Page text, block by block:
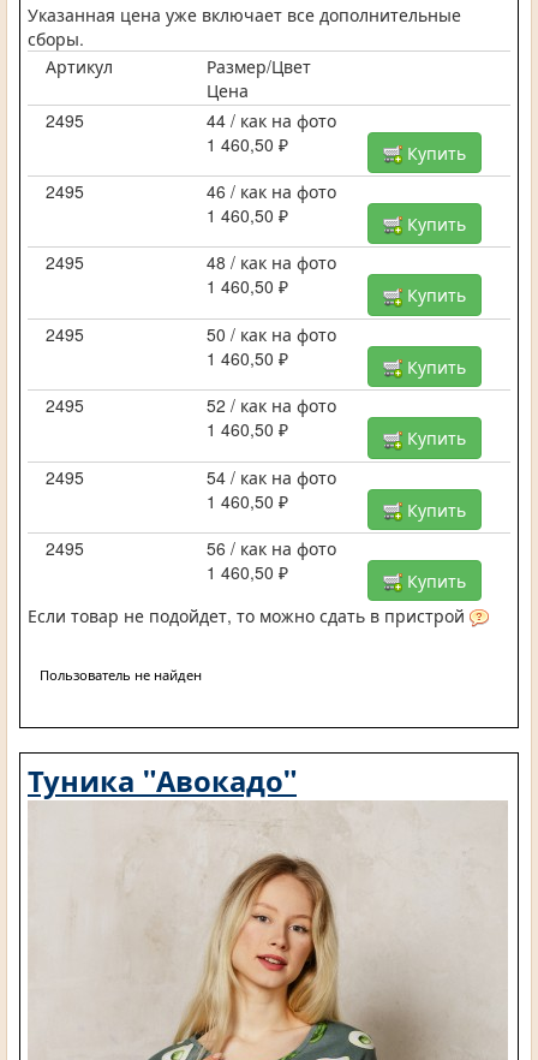
Указанная цена уже включает все дополнительные
сборы.
Артикул
Размер/Цвет
Цена
2495
44 / как на фото
1 460,50 ₽
Купить
2495
46 / как на фото
1 460,50 ₽
Купить
2495
48 / как на фото
1 460,50 ₽
Купить
2495
50 / как на фото
1 460,50 ₽
Купить
2495
52 / как на фото
1 460,50 ₽
Купить
2495
54 / как на фото
1 460,50 ₽
Купить
2495
56 / как на фото
1 460,50 ₽
Купить
Если товар не подойдет, то можно сдать в пристрой
Пользователь не найден
Туника "Авокадо"